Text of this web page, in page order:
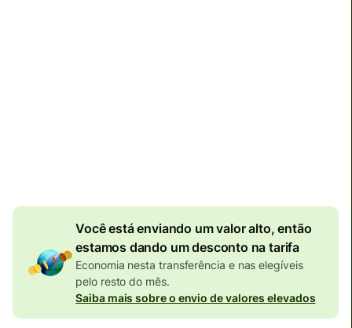
Você está enviando um valor alto, então
estamos dando um desconto na tarifa
Economia nesta transferência e nas elegíveis
pelo resto do mês.
Saiba mais sobre o envio de valores elevados